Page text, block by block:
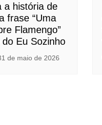
a história de
frase “Uma
Flamengo”
Eu Sozinho
de maio de 2026